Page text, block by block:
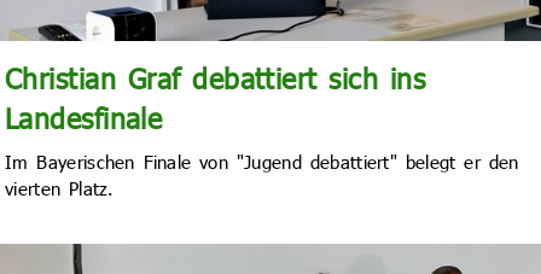
Christian Graf debattiert sich ins
Landesfinale
Im Bayerischen Finale von "Jugend debattiert" belegt er den
vierten Platz.